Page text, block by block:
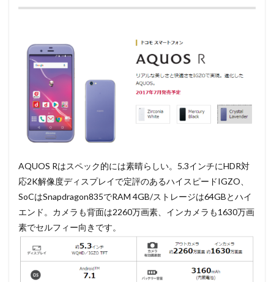
AQUOS Rはスペック的には素晴らしい。5.3インチにHDR対
応2K解像度ディスプレイで定評のあるハイスピードIGZO、
SoCはSnapdragon835でRAM 4GB/ストレージは64GBとハイ
エンド。カメラも背面は2260万画素、インカメラも1630万画
素でセルフィー向きです。